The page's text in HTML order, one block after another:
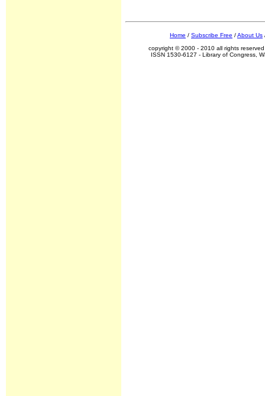
Home / Subscribe Free /About Us
copyright © 2000 - 2010 all rights
ISSN 1530-6127 - Library of Congress,